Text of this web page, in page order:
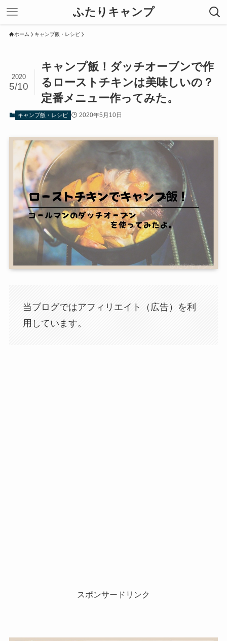
ふたりキャンプ
ホーム キャンプ飯・レシピ
キャンプ飯！ダッチオーブンで作
るローストチキンは美味しいの？
定番メニュー作ってみた。
2020
5/10
キャンプ飯・レシピ 2020年5月10日
当ブログではアフィリエイト（広告）を利
用しています。
スポンサードリンク